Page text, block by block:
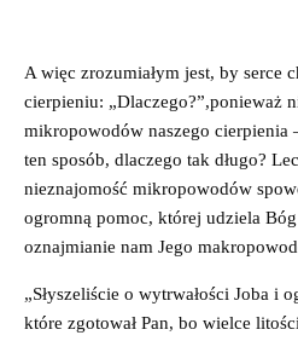
A więc zrozumiałym jest, by serce
cierpieniu: „Dlaczego?”,ponieważ
mikropowodów naszego cierpienia
ten sposób, dlaczego tak długo?
nieznajomość mikropowodów
ogromną pomoc, której udziela
oznajmianie nam Jego
„Słyszeliście o wytrwałości Joba i
które zgotował Pan, bo wielce